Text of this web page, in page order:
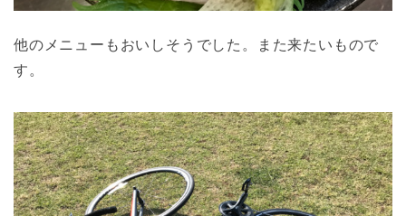
他のメニューもおいしそうでした。また来たいもので
す。